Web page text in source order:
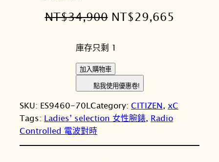
NT$34,900 原
價
格
：
N
T
NT$29,665
N
庫存只剩 1
C
T
I
Z
E
N
加入購物車
點我使用優惠卷!
SKU: ES9460-70L Category: CITIZEN, xC
Tags: Ladies’ selection 女性腕錶, Radio
Controlled 電波對時